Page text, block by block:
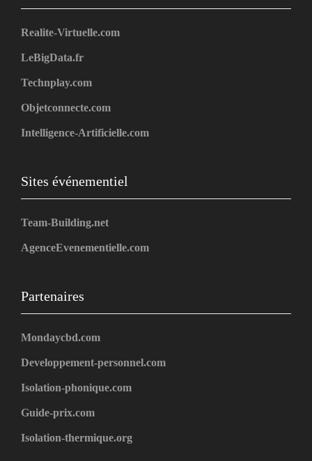
Realite-Virtuelle.com
LeBigData.fr
Technplay.com
Objetconnecte.com
Intelligence-Artificielle.com
Sites événementiel
Team-Building.net
AgenceEvenementielle.com
Partenaires
Mondaycbd.com
Developpement-personnel.com
Isolation-phonique.com
Guide-prix.com
Isolation-thermique.org